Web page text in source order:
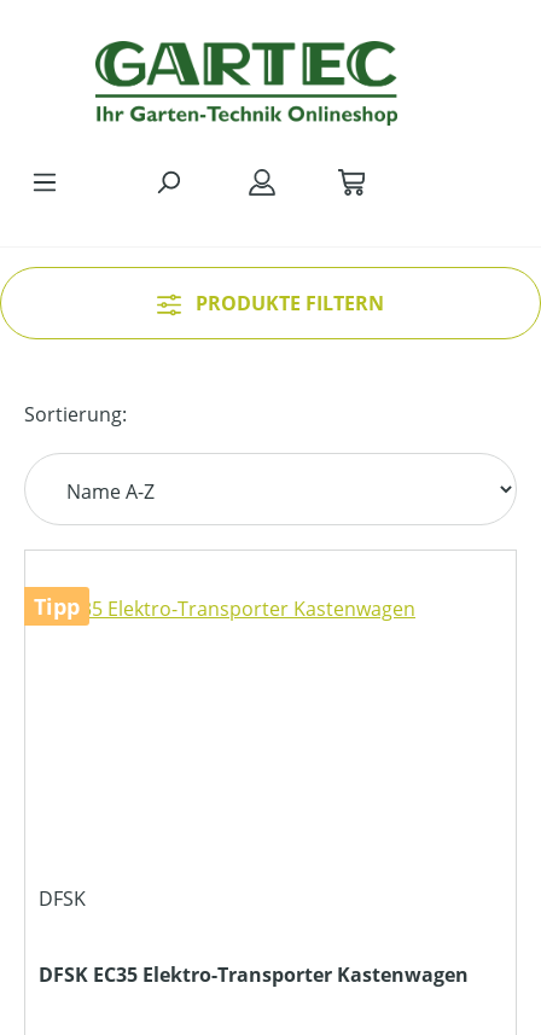
PRODUKTE FILTERN
Sortierung:
Tipp
DFSK
DFSK EC35 Elektro-Transporter Kastenwagen